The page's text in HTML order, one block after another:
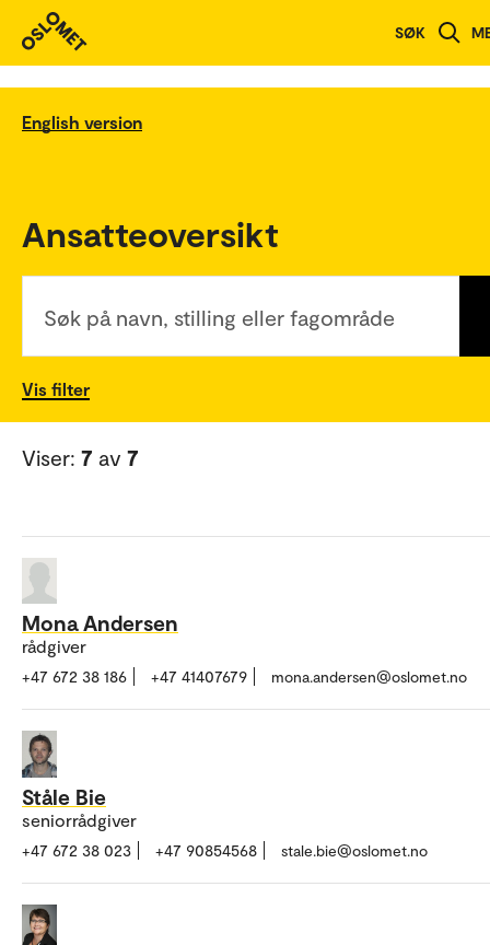
SØK
English version
Ansatteoversikt
Søk på navn, stilling eller fagområde
Vis filter
Viser: 7 av 7
Mona Andersen
rådgiver
+47 672 38 186 +47 41407679 mona.andersen@oslomet.no
Ståle Bie
seniorrådgiver
+47 672 38 023 +47 90854568 stale.bie@oslomet.no